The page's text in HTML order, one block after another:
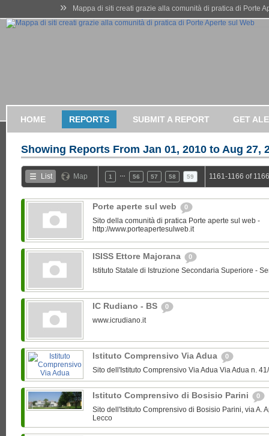
» Mappa di siti creati grazie alla comunità di pratica di Porte
HOME REPORTS SUBMIT A REPORT GET
Showing Reports From Jan 01, 2010 to Aug 27,
List Map 1 56 57 58 59 1161-1166 of
Porte aperte sul web 0
Sito della comunità di pratica Porte aperte sul web -
http://www.porteapertesulweb.it
ISISS Ettore Majorana 0
Istituto Statale di Istruzione Secondaria Superiore -
IC Rudiano - BS 0
www.icrudiano.it
Istituto Comprensivo Via Adua 0
Sito dell'Istituto Comprensivo Via Adua Via Adua n.
Istituto Comprensivo di Bosisio Parini 0
Sito dell'Istituto Comprensivo di Bosisio Parini, via A.
Lecco